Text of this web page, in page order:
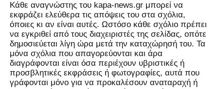
Kάθε αναγνώστης του kapa-news.gr μπορεί να
εκφράζει ελεύθερα τις απόψεις του στα σχόλια,
όποιες κι αν είναι αυτές. Ωστόσο κάθε σχόλιο πρέπει
να εγκριθεί από τους διαχειριστές της σελίδας, οπότε
δημοσιεύεται λίγη ώρα μετά την καταχώρησή του. Τα
μόνα σχόλια που απαγορεύονται και άρα
διαγράφονται είναι όσα περιέχουν υβριστικές ή
προσβλητικές εκφράσεις ή φωτογραφίες, αυτά που
γράφονται μόνο για να προκαλέσουν αναταραχή ή